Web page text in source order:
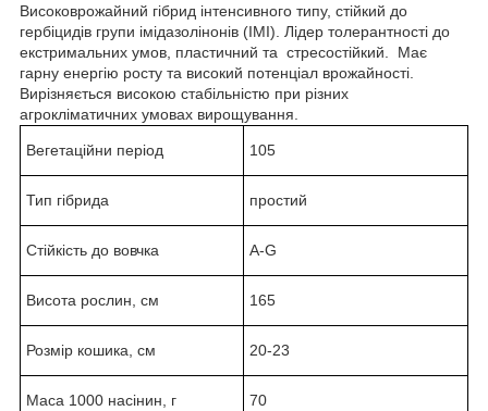
Високоврожайний гібрид інтенсивного типу, стійкий до
гербіцидів групи імідазолінонів (ІМІ). Лідер толерантності до
екстримальних умов, пластичний та стресостійкий. Має
гарну енергію росту та високий потенціал врожайності.
Вирізняється високою стабільністю при різних
агрокліматичних умовах вирощування.
Вегетаційни період 105
Тип гібрида простий
Стійкість до вовчка A-G
Висота рослин, см 165
Розмір кошика, см 20-23
Маса 1000 насінин, г 70